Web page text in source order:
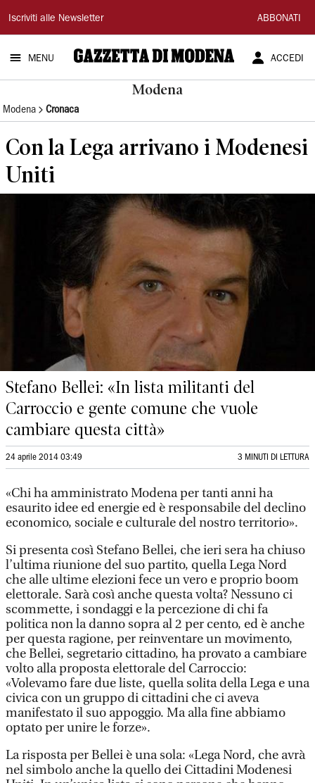
Gazzetta
di
Modena
Iscriviti alle Newsletter ABBONATI
MENU ACCEDI
Modena
Modena Cronaca
Con la Lega arrivano i Modenesi
Uniti
Stefano Bellei: «In lista militanti del
Carroccio e gente comune che vuole
cambiare questa città»
24 aprile 2014 03:49 3 MINUTI DI LETTURA
«Chi ha amministrato Modena per tanti anni ha
esaurito idee ed energie ed è responsabile del declino
economico, sociale e culturale del nostro territorio».
Si presenta così Stefano Bellei, che ieri sera ha chiuso
l’ultima riunione del suo partito, quella Lega Nord
che alle ultime elezioni fece un vero e proprio boom
elettorale. Sarà così anche questa volta? Nessuno ci
scommette, i sondaggi e la percezione di chi fa
politica non la danno sopra al 2 per cento, ed è anche
per questa ragione, per reinventare un movimento,
che Bellei, segretario cittadino, ha provato a cambiare
volto alla proposta elettorale del Carroccio:
«Volevamo fare due liste, quella solita della Lega e una
civica con un gruppo di cittadini che ci aveva
manifestato il suo appoggio. Ma alla fine abbiamo
optato per unire le forze».
La risposta per Bellei è una sola: «Lega Nord, che avrà
nel simbolo anche la quello dei Cittadini Modenesi